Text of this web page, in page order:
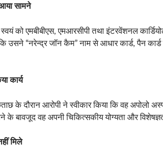
सामने
को एमबीबीएस, एमआरसीपी तथा इंटरवेंशनल
“नरेन्द्र जॉन कैम” नाम से आधार कार्ड, पैन कार्ड
कार्य
के दौरान आरोपी ने स्वीकार किया कि वह अपोलो
के बावजूद वह अपनी चिकित्सकीय योग्यता और
मिले